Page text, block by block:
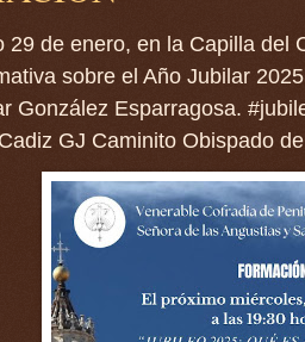
29 de enero, en la Capilla del
sobre el Año Jubilar
González Esparragosa.
GJ Caminito Obispado